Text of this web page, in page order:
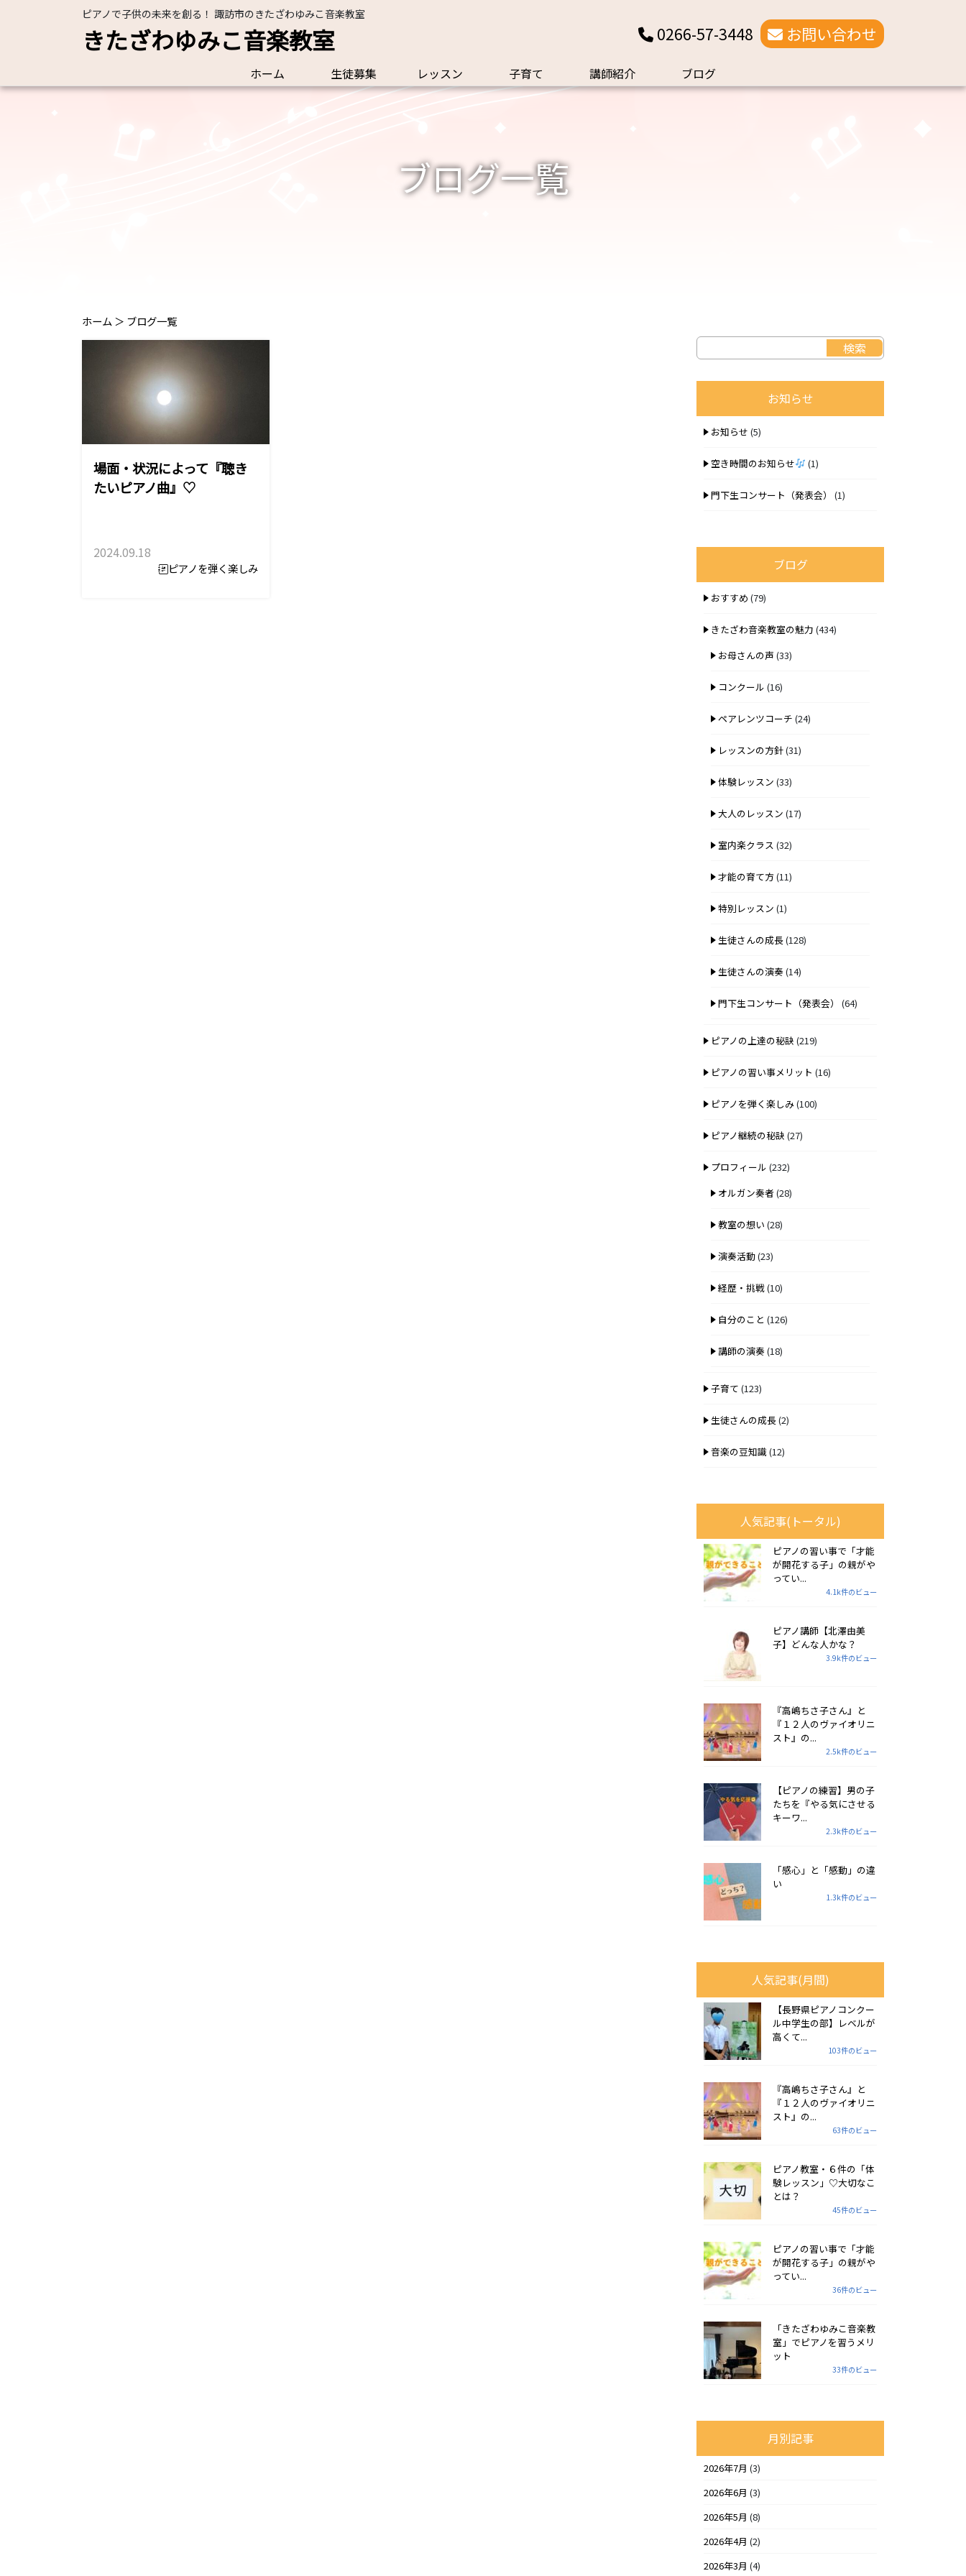
ピアノで子供の未来を創る！ 諏訪市のきたざわゆみこ音楽教室
きたざわゆみこ音楽教室 0266-57-3448 お問い合わせ
ホーム 生徒募集 レッスン 子育て 講師紹介 ブログ
ブログ一覧
ホーム ＞ ブログ一覧
場面・状況によって『聴き
たいピアノ曲』♡
2024.09.18
ピアノを弾く楽しみ
お知らせ
お知らせ (5)
空き時間のお知らせ (1)
門下生コンサート（発表会） (1)
ブログ
おすすめ (79)
きたざわ音楽教室の魅力 (434)
お母さんの声 (33)
コンクール (16)
ペアレンツコーチ (24)
レッスンの方針(31)
体験レッスン (33)
大人のレッスン (17)
室内楽クラス (32)
才能の育て方 (11)
特別レッスン (1)
生徒さんの成長(128)
生徒さんの演奏(14)
門下生コンサート（発表会） (64)
ピアノの上達の秘訣 (219)
ピアノの習い事メリット (16)
ピアノを弾く楽しみ(100)
ピアノ継続の秘訣 (27)
プロフィール (232)
オルガン奏者 (28)
教室の想い (28)
演奏活動(23)
経歴・挑戦(10)
自分のこと (126)
講師の演奏(18)
子育て (123)
生徒さんの成長(2)
音楽の豆知識(12)
人気記事(トータル)
ピアノの習い事で「才能
が開花する子」の親がや
ってい...
4.1k件のビュー
ピアノ講師【北澤由美
子】どんな人かな？
3.9k件のビュー
『高嶋ちさ子さん』と
『１２人のヴァイオリニ
スト』の...
2.5k件のビュー
【ピアノの練習】男の子
たちを『やる気にさせる
キーワ...
2.3k件のビュー
「感心」と「感動」の違
い
1.3k件のビュー
人気記事(月間)
【長野県ピアノコンクー
ル中学生の部】レベルが
高くて...
103件のビュー
『高嶋ちさ子さん』と
『１２人のヴァイオリニ
スト』の...
63件のビュー
ピアノ教室・６件の「体
験レッスン」♡大切なこ
とは？
45件のビュー
ピアノの習い事で「才能
が開花する子」の親がや
ってい...
36件のビュー
「きたざわゆみこ音楽教
室」でピアノを習うメリ
ット
33件のビュー
月別記事
2026年7月 (3)
2026年6月 (3)
2026年5月 (8)
2026年4月 (2)
2026年3月 (4)